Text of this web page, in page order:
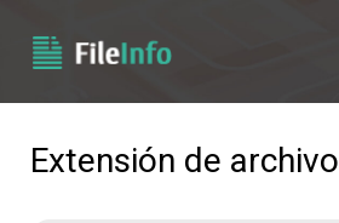
Extensión de archivo